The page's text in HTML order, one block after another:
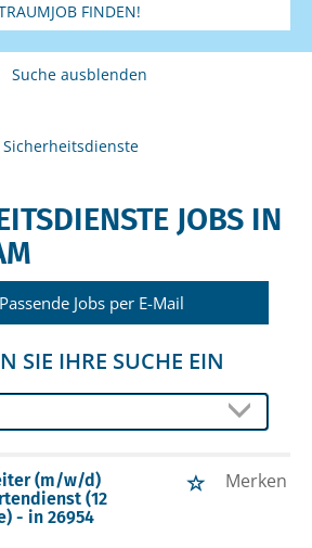
FINDEN!
Suche ausblenden
Sicherheitsdienste
JOBS IN
Passende Jobs per E-Mail
SIE IHRE SUCHE EIN
(m/w/d)
(12
- in 26954
Merken